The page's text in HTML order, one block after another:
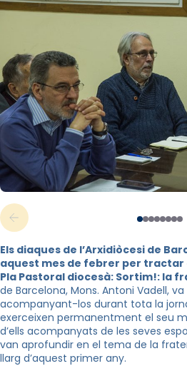
Els diaques de l’Arxidiòcesi de
aquest mes de febrer per tractar
Pla Pastoral diocesà: Sortim!: la
de Barcelona, ​​Mons. Antoni Vadell,
acompanyant-los durant tota la
exerceixen permanentment el seu
d’ells acompanyats de les seves
van aprofundir en el tema de la
llarg d’aquest primer any.